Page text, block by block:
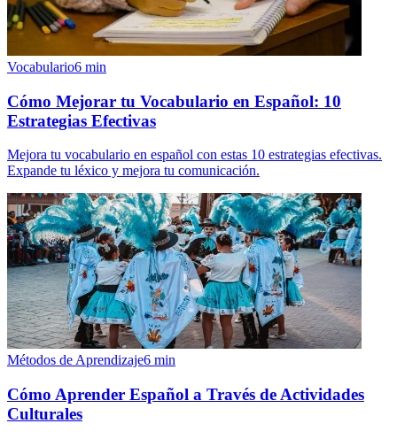
Vocabulario6 min
Cómo Mejorar tu Vocabulario en Español: 10
Estrategias Efectivas
Mejora tu vocabulario en español con estas 10 estrategias efectivas.
Expande tu léxico y mejora tu comunicación.
Métodos de Aprendizaje6 min
Cómo Aprender Español a Través de Actividades
Culturales